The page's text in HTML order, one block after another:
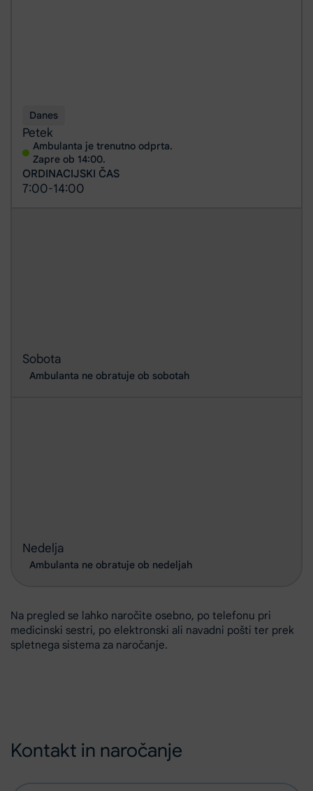
Petek
Danes
ORDINACIJSKI ČAS
7:00-14:00
Ambulanta je trenutno odprta.
Zapre ob 14:00.
Sobota
Ambulanta ne obratuje ob sobotah
Nedelja
Ambulanta ne obratuje ob nedeljah
Na pregled se lahko naročite osebno, po telefonu pri
medicinski sestri, po elektronski ali navadni pošti ter prek
spletnega sistema za naročanje.
Kontakt in naročanje